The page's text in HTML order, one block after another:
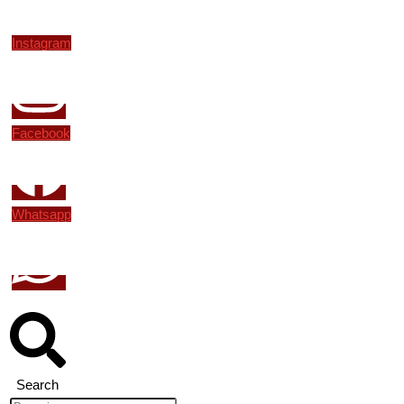
Instagram
Facebook
Whatsapp
Search